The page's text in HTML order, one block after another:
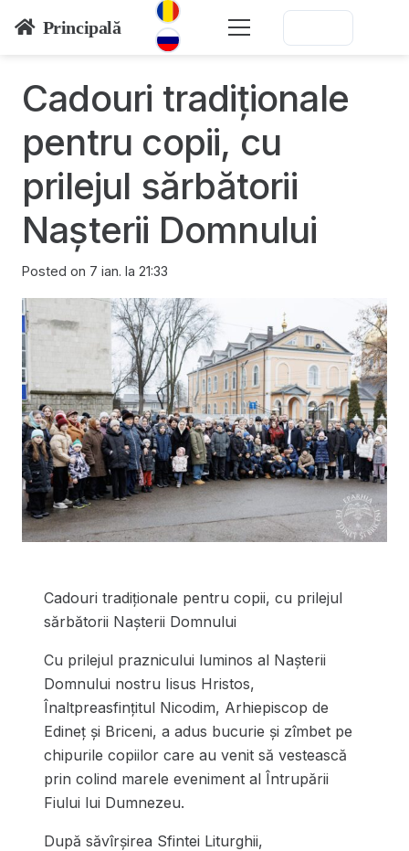
Principală
Cadouri tradiționale
pentru copii, cu
prilejul sărbătorii
Nașterii Domnului
Posted on 7 ian. la 21:33
Cadouri tradiționale pentru copii, cu prilejul
sărbătorii Nașterii Domnului
Cu prilejul praznicului luminos al Nașterii
Domnului nostru Iisus Hristos,
Înaltpreasfințitul Nicodim, Arhiepiscop de
Edineț și Briceni, a adus bucurie și zîmbet pe
chipurile copiilor care au venit să vestească
prin colind marele eveniment al Întrupării
Fiului lui Dumnezeu.
După săvîrșirea Sfintei Liturghii,